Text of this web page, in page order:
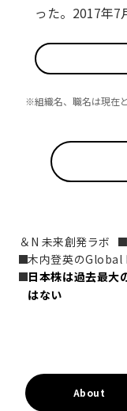
った。2017年7
※組織名、職名は現在
＆N 未来創発ラボ
木内登英の
日本株は過去最大
はない
About